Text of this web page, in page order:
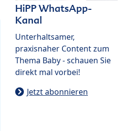
HiPP WhatsApp-
Kanal
Unterhaltsamer,
praxisnaher Content zum
Thema Baby - schauen Sie
direkt mal vorbei!
Jetzt abonnieren